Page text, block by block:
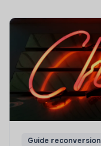
Guide reconversion